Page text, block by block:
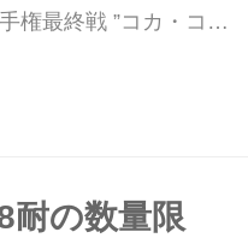
権最終戦 ”コカ・コー
トエリア「BASE8
で開催する音楽イベ
保存！
耐の数量限